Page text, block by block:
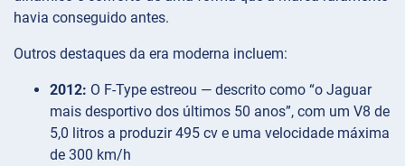
havia conseguido antes.
Outros destaques da era moderna incluem:
2012: O F-Type estreou — descrito como “o Jaguar
mais desportivo dos últimos 50 anos”, com um V8 de
5,0 litros a produzir 495 cv e uma velocidade máxima
de 300 km/h